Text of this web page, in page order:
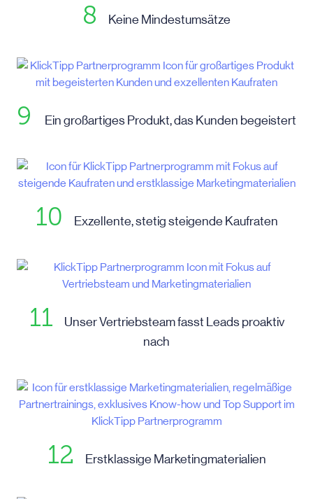
8 Keine Mindestumsätze
9 Ein großartiges Produkt, das Kunden begeistert
10 Exzellente, stetig steigende Kaufraten
11
Unser Vertriebsteam fasst Leads proaktiv
nach
12 Erstklassige Marketingmaterialien